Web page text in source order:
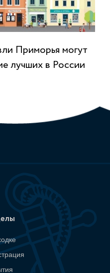
Приморья могут
лучших в России